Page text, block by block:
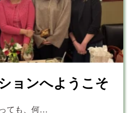
ョンへようこそ
ても、何…